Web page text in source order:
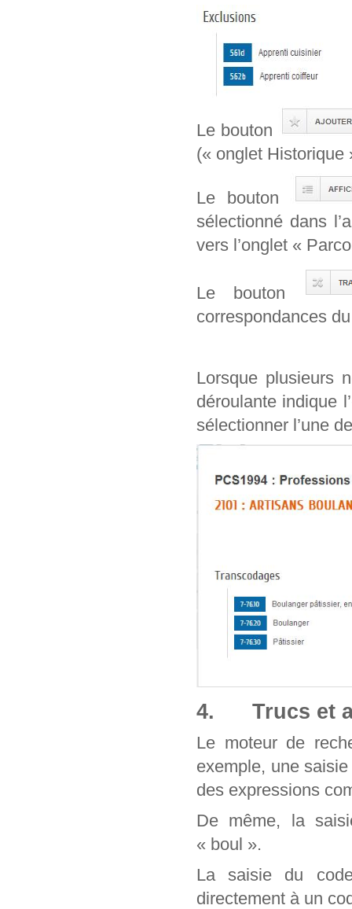
Le bouton
(« onglet Historique
Le bouton
sélectionné dans
vers l’onglet «
Le bouton
correspondances
Lorsque plusieurs
déroulante indique
sélectionner l’une
4. Trucs et
Le moteur de
exemple, une
des expressions
De même, la
« boul ».
La saisie du
directement à un